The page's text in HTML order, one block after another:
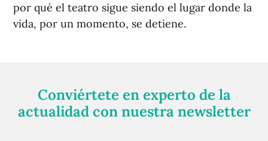
por qué el teatro sigue siendo el lugar donde la
vida, por un momento, se detiene.
Conviértete en experto de la
actualidad con nuestra newsletter